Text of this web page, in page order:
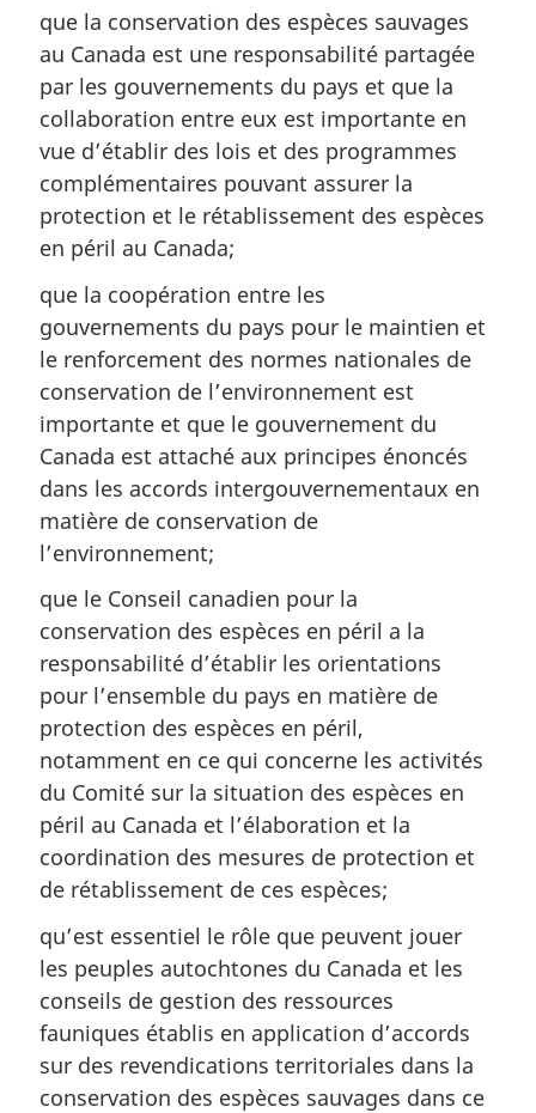
que la conservation des espèces sauvages
au Canada est une responsabilité partagée
par les gouvernements du pays et que la
collaboration entre eux est importante en
vue d’établir des lois et des programmes
complémentaires pouvant assurer la
protection et le rétablissement des espèces
en péril au Canada;
que la coopération entre les
gouvernements du pays pour le maintien et
le renforcement des normes nationales de
conservation de l’environnement est
importante et que le gouvernement du
Canada est attaché aux principes énoncés
dans les accords intergouvernementaux en
matière de conservation de
l’environnement;
que le Conseil canadien pour la
conservation des espèces en péril a la
responsabilité d’établir les orientations
pour l’ensemble du pays en matière de
protection des espèces en péril,
notamment en ce qui concerne les activités
du Comité sur la situation des espèces en
péril au Canada et l’élaboration et la
coordination des mesures de protection et
de rétablissement de ces espèces;
qu’est essentiel le rôle que peuvent jouer
les peuples autochtones du Canada et les
conseils de gestion des ressources
fauniques établis en application d’accords
sur des revendications territoriales dans la
conservation des espèces sauvages dans ce